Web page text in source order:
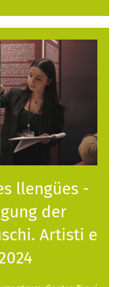
llengües -
der
Artisti e